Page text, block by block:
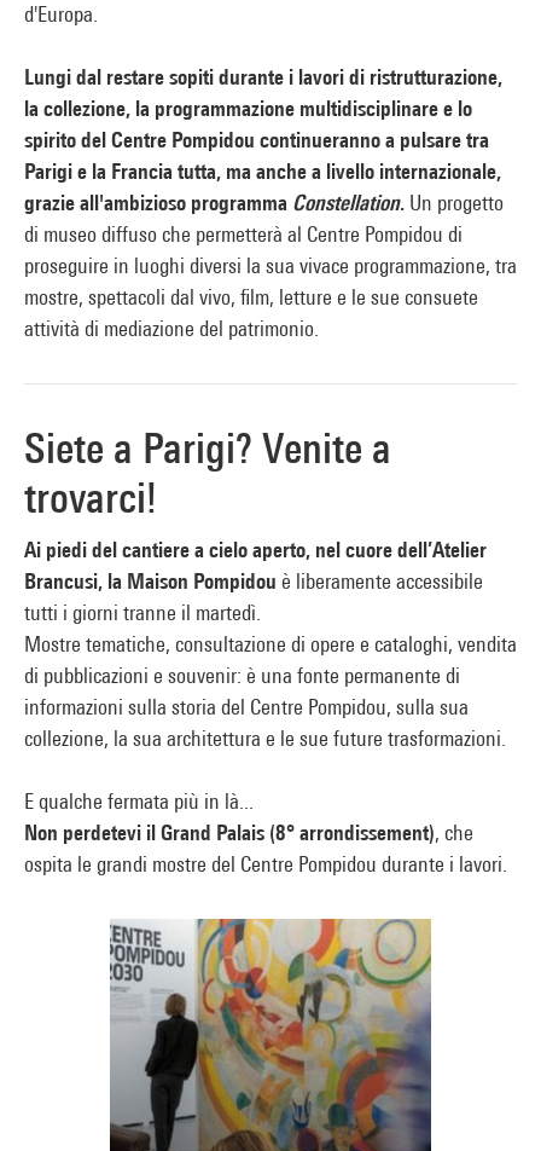
d'Europa.
Lungi dal restare sopiti durante i lavori di ristrutturazione,
la collezione, la programmazione multidisciplinare e lo
spirito del Centre Pompidou continueranno a pulsare tra
Parigi e la Francia tutta, ma anche a livello internazionale,
grazie all'ambizioso programma Constellation. Un progetto
di museo diffuso che permetterà al Centre Pompidou di
proseguire in luoghi diversi la sua vivace programmazione, tra
mostre, spettacoli dal vivo, film, letture e le sue consuete
attività di mediazione del patrimonio.
Siete a Parigi? Venite a
trovarci!
Ai piedi del cantiere a cielo aperto, nel cuore dell’Atelier
Brancusi, la Maison Pompidou è liberamente accessibile
tutti i giorni tranne il martedì.
Mostre tematiche, consultazione di opere e cataloghi, vendita
di pubblicazioni e souvenir: è una fonte permanente di
informazioni sulla storia del Centre Pompidou, sulla sua
collezione, la sua architettura e le sue future trasformazioni.
E qualche fermata più in là...
Non perdetevi il Grand Palais (8° arrondissement), che
ospita le grandi mostre del Centre Pompidou durante i lavori.